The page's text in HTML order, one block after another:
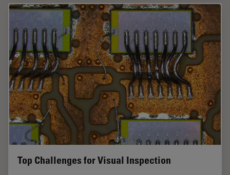
Top Challenges for Visual Inspection